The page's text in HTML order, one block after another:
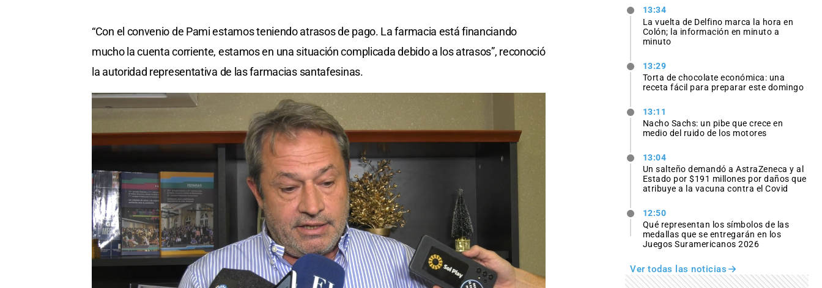
“Con el convenio de Pami estamos teniendo atrasos de pago. La farmacia está financiando
mucho la cuenta corriente, estamos en una situación complicada debido a los atrasos”, reconoció
la autoridad representativa de las farmacias santafesinas.
13:34
La vuelta de Delfino marca la hora en
Colón; la información en minuto a
minuto
13:29
Torta de chocolate económica: una
receta fácil para preparar este domingo
13:11
Nacho Sachs: un pibe que crece en
medio del ruido de los motores
13:04
Un salteño demandó a AstraZeneca y al
Estado por $191 millones por daños que
atribuye a la vacuna contra el Covid
12:50
Qué representan los símbolos de las
medallas que se entregarán en los
Juegos Suramericanos 2026
Ver todas las noticias